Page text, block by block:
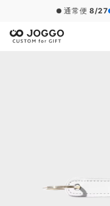
通常便 8/27